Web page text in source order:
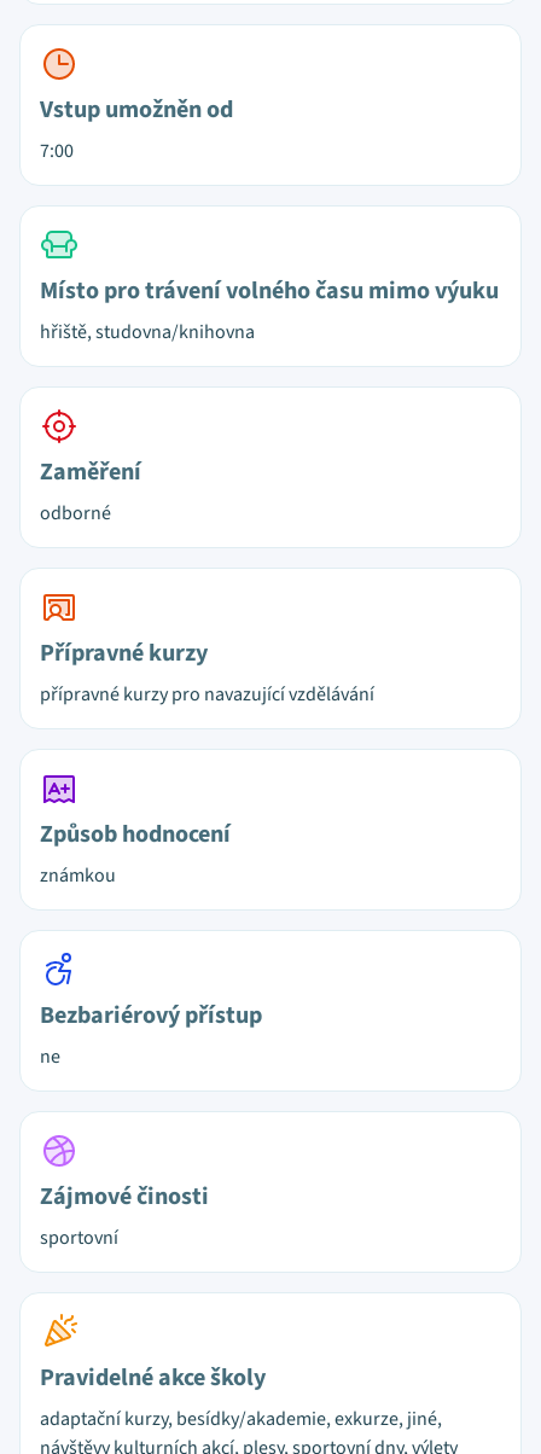
Vstup umožněn od
7:00
Místo pro trávení volného času mimo výuku
hřiště, studovna/knihovna
Zaměření
odborné
Přípravné kurzy
přípravné kurzy pro navazující vzdělávání
Způsob hodnocení
známkou
Bezbariérový přístup
ne
Zájmové činosti
sportovní
Pravidelné akce školy
adaptační kurzy, besídky/akademie, exkurze, jiné,
návštěvy kulturních akcí, plesy, sportovní dny, výlety